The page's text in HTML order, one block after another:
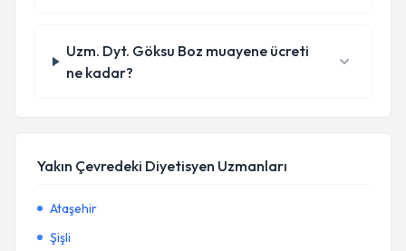
Uzm. Dyt. Göksu Boz muayene ücreti
ne kadar?
Yakın Çevredeki Diyetisyen Uzmanları
Ataşehir
Şişli